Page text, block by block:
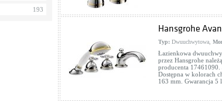
193
Hansgrohe
Typ: Dwuuchwytowa,
Łazienkowa
przez Hansgrohe
producenta 17461090.
Dostępna w kolorach
163 mm. Gwarancja 5